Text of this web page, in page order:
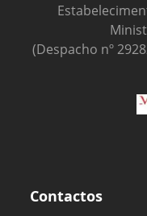
(Despacho nº
Contactos